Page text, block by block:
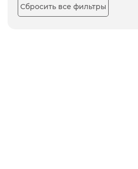
Сбросить все фильтры